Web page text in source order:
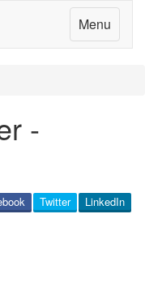
Menu
-
LinkedIn
Twitter